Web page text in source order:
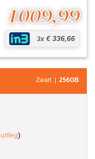
1009,99
3x € 336,66
Zwart | 256GB
uitleg)